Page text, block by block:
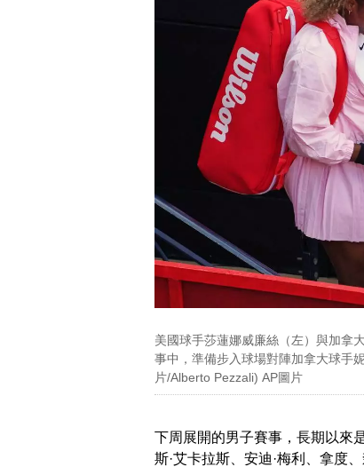
美國球手莎蓮娜威廉絲（左）與加拿
事中，準備步入球場對陣加拿大球手
片/Alberto Pezzali) AP圖片
下周展開的男子賽事，長期以來
斯·艾卡拉斯、安迪·梅利、拿度